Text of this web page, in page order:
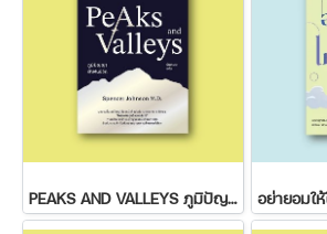
PEAKS AND VALLEYS ภูมิปัญญาฝ่าฟันชีวิต